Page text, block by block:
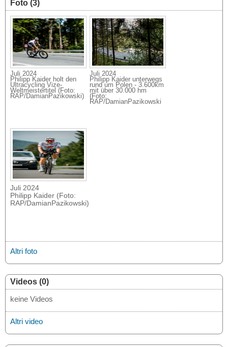
Foto (3)
Juli 2024
Philipp Kaider holt den
Ultracycling Vize-
Weltmeistertitel (Foto:
RAP/DamianPazikowski)
Juli 2024
Philipp Kaider unterwegs
rund um Polen - 3.600km
mit über 30.000 hm
(Foto:
RAP/DamianPazikowski
Juli 2024
Philipp Kaider (Foto:
RAP/DamianPazikowski)
Altri foto
Videos (0)
keine Videos
Altri video